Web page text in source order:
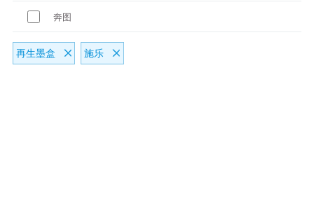
奔图
再生墨盒 施乐